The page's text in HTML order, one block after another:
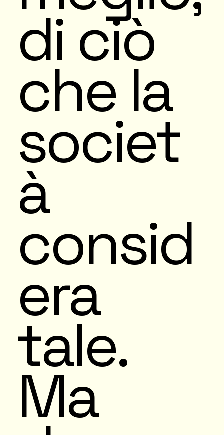
di ciò
che la
societ
à
consid
era
tale.
Ma